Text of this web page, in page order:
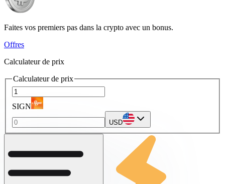
Faites vos premiers pas dans la crypto avec un bonus.
Offres
Calculateur de prix
Calculateur de prix
SIGN
USD